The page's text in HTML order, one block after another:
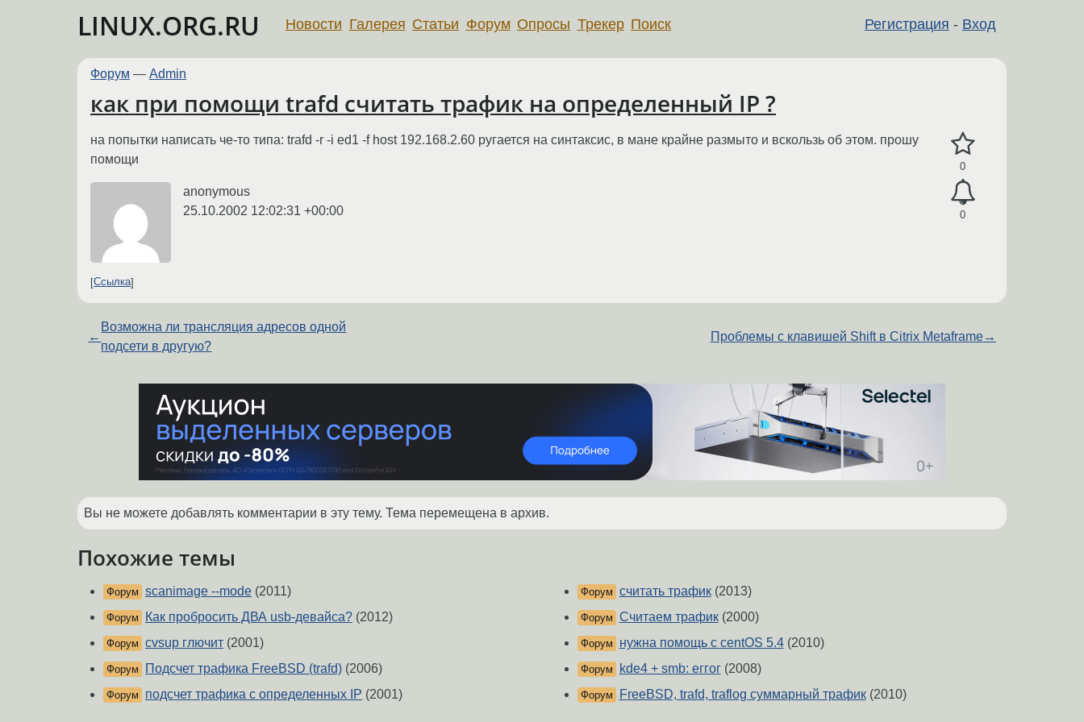
LINUX.ORG.RU Регистрация - Вход
Новости Галерея Статьи Форум Опросы Трекер Поиск
Форум — Admin
как при помощи trafd считать трафик на определенный IP ?
0
0
на попытки написать че-то типа: trafd -r -i ed1 -f host 192.168.2.60 ругается на синтаксис, в мане крайне размыто и вскользь об этом. прошу
помощи
anonymous
25.10.2002 12:02:31 +00:00
Ссылка
←
Возможна ли трансляция адресов одной
подсети в другую?
Проблемы с клавишей Shift в Citrix Metaframe→
Вы не можете добавлять комментарии в эту тему. Тема перемещена в архив.
Похожие темы
Форум scanimage --mode (2011)
Форум Как пробросить ДВА usb-девайса? (2012)
Форум cvsup глючит (2001)
Форум Подсчет трафика FreeBSD (trafd) (2006)
Форум подсчет трафика с определенных IP (2001)
Форум считать трафик(2013)
Форум Считаем трафик(2000)
Форум нужна помощь с centOS 5.4(2010)
Форум kde4 + smb: еггог(2008)
Форум FreeBSD, trafd, traflog суммарный трафик(2010)